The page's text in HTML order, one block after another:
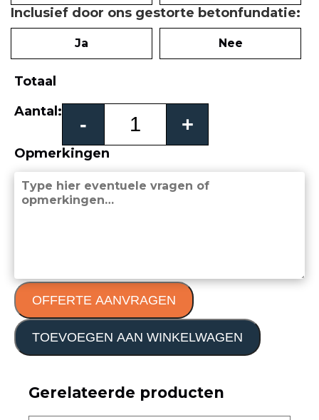
Inclusief door ons gestorte betonfundatie
Ja Nee
Totaal
Aantal:
-
Trento
+
Opmerkingen
OFFERTE AANVRAGEN
TOEVOEGEN AAN WINKELWAGEN
Gerelateerde producten